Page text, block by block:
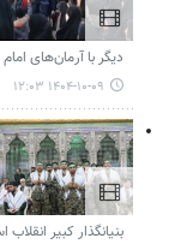
دیگر با آرمان‌های
۱۴۰۴-۱۰-۰۹ ۱۲:۰۳
بنیانگذار کبیر